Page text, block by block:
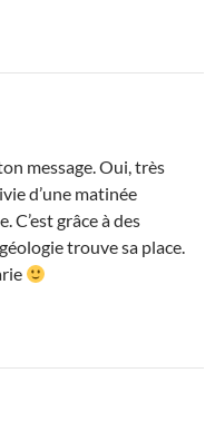
message. Oui, très
d’une matinée
C’est grâce à des
trouve sa place.